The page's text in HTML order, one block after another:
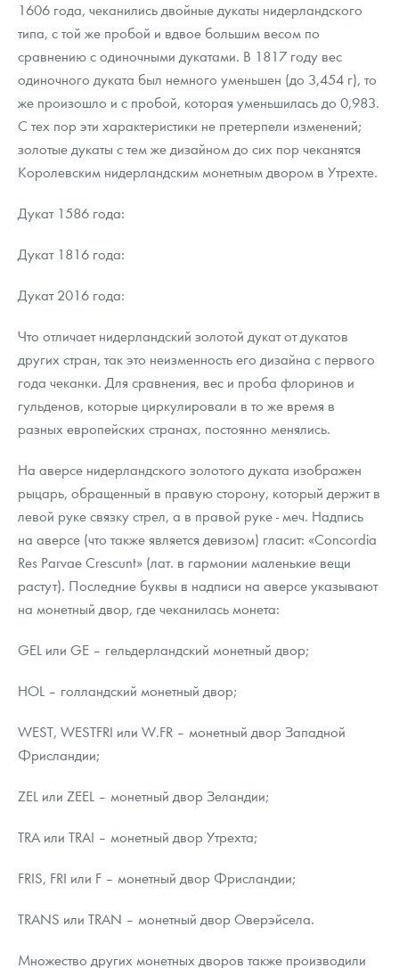
1606 года, чеканились двойные дукаты нидерландского
типа, с той же пробой и вдвое большим весом по
сравнению с одиночными дукатами. В 1817 году вес
одиночного дуката был немного уменьшен (до 3,454 г), то
же произошло и с пробой, которая уменьшилась до 0,983.
С тех пор эти характеристики не претерпели изменений;
золотые дукаты с тем же дизайном до сих пор чеканятся
Королевским нидерландским монетным двором в Утрехте.
Дукат 1586 года:
Дукат 1816 года:
Дукат 2016 года:
Что отличает нидерландский золотой дукат от дукатов
других стран, так это неизменность его дизайна с первого
года чеканки. Для сравнения, вес и проба флоринов и
гульденов, которые циркулировали в то же время в
разных европейских странах, постоянно менялись.
На аверсе нидерландского золотого дуката изображен
рыцарь, обращенный в правую сторону, который держит в
левой руке связку стрел, а в правой руке - меч. Надпись
на аверсе (что также является девизом) гласит: «Concordia
Res Parvae Crescunt» (лат. в гармонии маленькие вещи
растут). Последние буквы в надписи на аверсе указывают
на монетный двор, где чеканилась монета:
GEL или GE – гельдерландский монетный двор;
HOL – голландский монетный двор;
WEST, WESTFRI или W.FR – монетный двор Западной
Фрисландии;
ZEL или ZEEL – монетный двор Зеландии;
TRA или TRAI – монетный двор Утрехта;
FRIS, FRI или F – монетный двор Фрисландии;
TRANS или TRAN – монетный двор Оверэйсела.
Множество других монетных дворов также производили